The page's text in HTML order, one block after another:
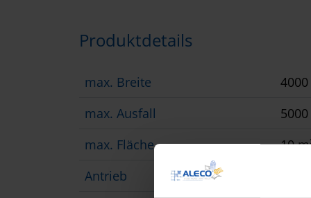
Produktdetails
max. Breite
max. Ausfall
max. Fläche
10
Antrieb